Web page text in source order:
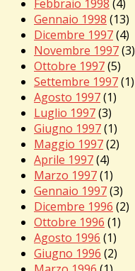
Febbraio 1998 (4)
Gennaio 1998 (13)
Dicembre 1997(4)
Novembre 1997(3)
Ottobre 1997(5)
Settembre 1997(1)
Agosto 1997(1)
Luglio 1997(3)
Giugno 1997(1)
Maggio 1997(2)
Aprile 1997(4)
Marzo 1997(1)
Gennaio 1997(3)
Dicembre 1996 (2)
Ottobre 1996 (1)
Agosto 1996 (1)
Giugno 1996 (2)